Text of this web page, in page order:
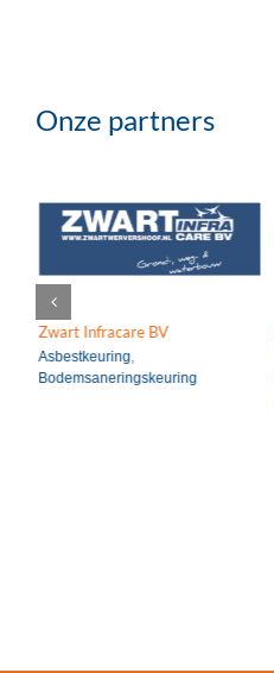
Onze partners
Zwart Infracare BV
Asbestkeuring,
Bodemsaneringskeuring
Asbestkeuring
Bodemsaneringskeuring